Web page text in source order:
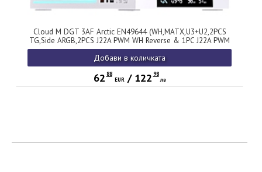
Cloud M DGT 3AF Arctic EN49644 (WH,MATX,U3+U2,2PCS
TG,Side ARGB,2PCS J22A PWM WH Reverse & 1PC J22A PWM
WH,ARGB PCB,Digital LCD)
Добави в количката
62 88
EUR/ 122 98
лв